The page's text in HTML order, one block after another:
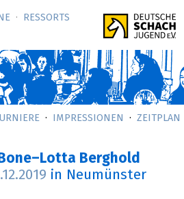
RESSORTS
IMPRESSIONEN ZEITPLAN
Berghold
in Neumünster